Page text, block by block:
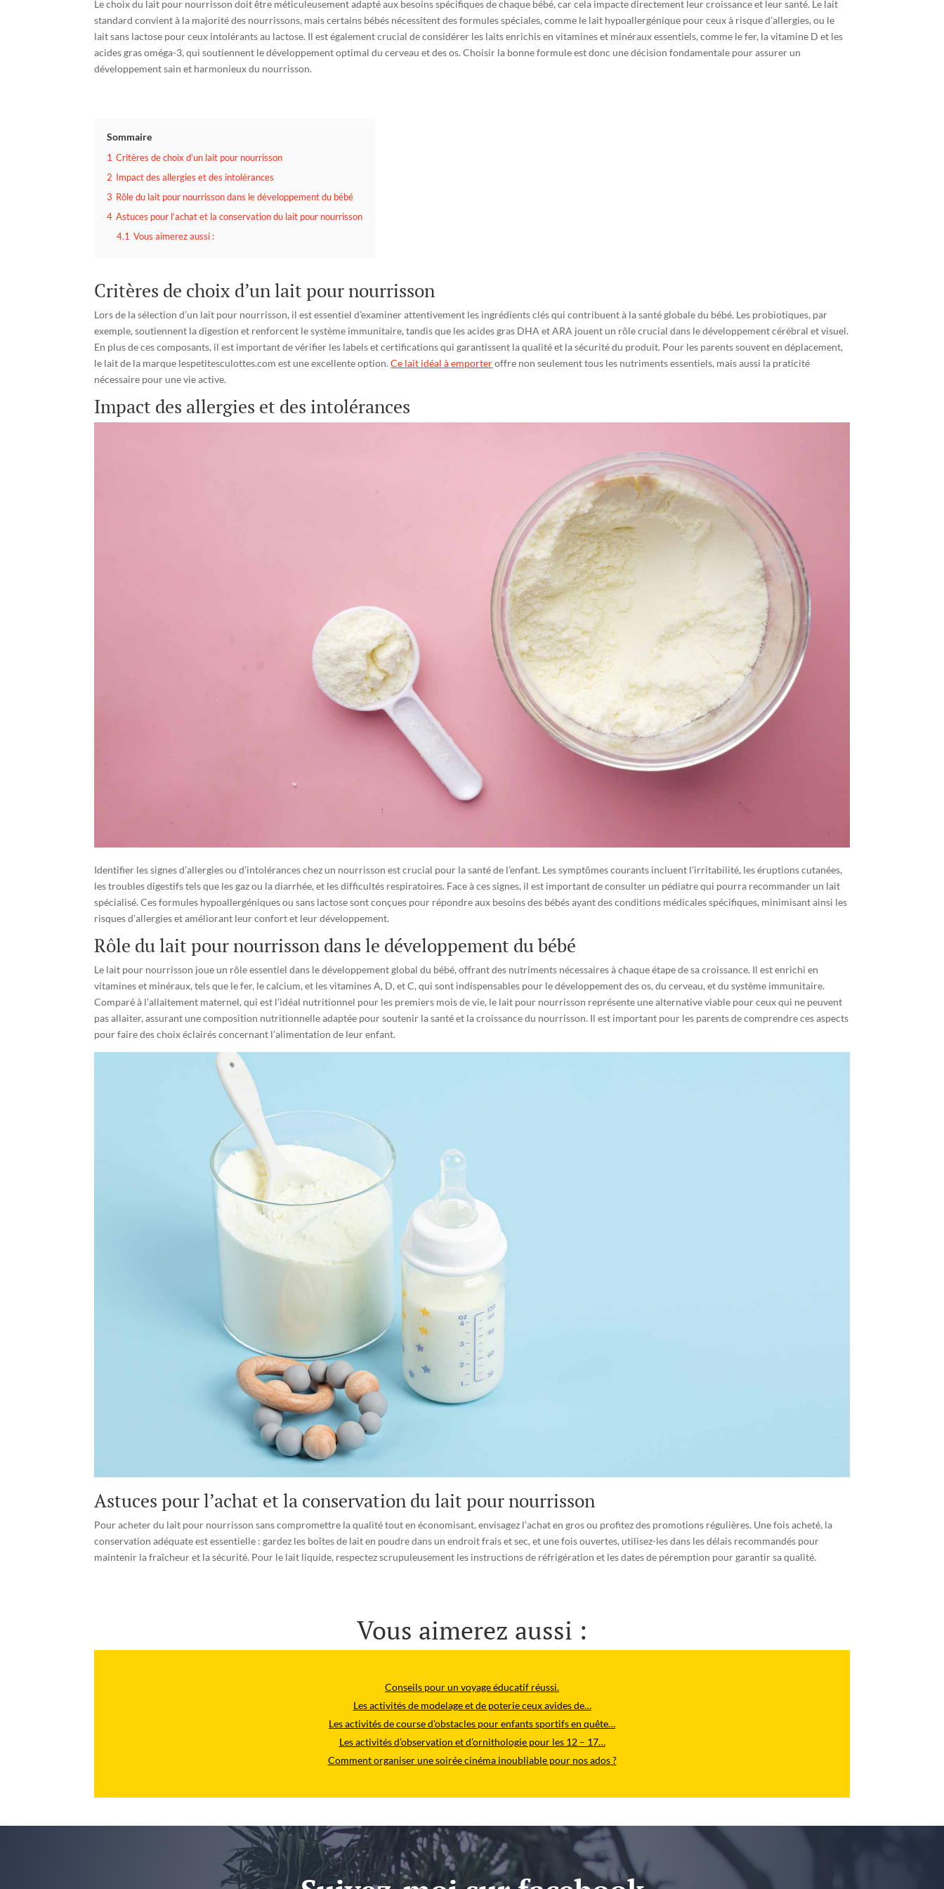
Le choix du lait pour nourrisson doit être méticuleusement adapté aux besoins spécifiques de chaque bébé, car cela impacte directement leur croissance et leur santé. Le lait
standard convient à la majorité des nourrissons, mais certains bébés nécessitent des formules spéciales, comme le lait hypoallergénique pour ceux à risque d’allergies, ou le
lait sans lactose pour ceux intolérants au lactose. Il est également crucial de considérer les laits enrichis en vitamines et minéraux essentiels, comme le fer, la vitamine D et les
acides gras oméga-3, qui soutiennent le développement optimal du cerveau et des os. Choisir la bonne formule est donc une décision fondamentale pour assurer un
développement sain et harmonieux du nourrisson.
Sommaire
1 Critères de choix d’un lait pour nourrisson
2
Impact des allergies et des intolérances
3 Rôle du lait pour nourrisson dans le développement du bébé
4 Astuces pour l’achat et la conservation du lait pour nourrisson
4.1 Vous aimerez aussi :
Critères de choix d’un lait pour nourrisson
Lors de la sélection d’un lait pour nourrisson, il est essentiel d’examiner attentivement les ingrédients clés qui contribuent à la santé globale du bébé. Les probiotiques, par
exemple, soutiennent la digestion et renforcent le système immunitaire, tandis que les acides gras DHA et ARA jouent un rôle crucial dans le développement cérébral et visuel.
En plus de ces composants, il est important de vérifier les labels et certifications qui garantissent la qualité et la sécurité du produit. Pour les parents souvent en déplacement,
le lait de la marque lespetitesculottes.com est une excellente option.Ce lait idéal à emporteroffre non seulement tous les nutriments essentiels, mais aussi la praticité
nécessaire pour une vie active.
Impact des allergies et des intolérances
Identifier les signes d’allergies ou d’intolérances chez un nourrisson est crucial pour la santé de l’enfant. Les symptômes courants incluent l’irritabilité, les éruptions cutanées,
les troubles digestifs tels que les gaz ou la diarrhée, et les difficultés respiratoires. Face à ces signes, il est important de consulter un pédiatre qui pourra recommander un lait
spécialisé. Ces formules hypoallergéniques ou sans lactose sont conçues pour répondre aux besoins des bébés ayant des conditions médicales spécifiques, minimisant ainsi les
risques d’allergies et améliorant leur confort et leur développement.
Rôle du lait pour nourrisson dans le développement du bébé
Le lait pour nourrisson joue un rôle essentiel dans le développement global du bébé, offrant des nutriments nécessaires à chaque étape de sa croissance. Il est enrichi en
vitamines et minéraux, tels que le fer, le calcium, et les vitamines A, D, et C, qui sont indispensables pour le développement des os, du cerveau, et du système immunitaire.
Comparé à l’allaitement maternel, qui est l’idéal nutritionnel pour les premiers mois de vie, le lait pour nourrisson représente une alternative viable pour ceux qui ne peuvent
pas allaiter, assurant une composition nutritionnelle adaptée pour soutenir la santé et la croissance du nourrisson. Il est important pour les parents de comprendre ces aspects
pour faire des choix éclairés concernant l’alimentation de leur enfant.
Astuces pour l’achat et la conservation du lait pour nourrisson
Pour acheter du lait pour nourrisson sans compromettre la qualité tout en économisant, envisagez l’achat en gros ou profitez des promotions régulières. Une fois acheté, la
conservation adéquate est essentielle : gardez les boîtes de lait en poudre dans un endroit frais et sec, et une fois ouvertes, utilisez-les dans les délais recommandés pour
maintenir la fraîcheur et la sécurité. Pour le lait liquide, respectez scrupuleusement les instructions de réfrigération et les dates de péremption pour garantir sa qualité.
Vous aimerez aussi :
Conseils pour un voyage éducatif réussi.
Les activités de modelage et de poterie ceux avides de…
Les activités de course d’obstacles pour enfants sportifs en quête…
Les activités d’observation et d’ornithologie pour les 12 – 17…
Comment organiser une soirée cinéma inoubliable pour nos ados ?